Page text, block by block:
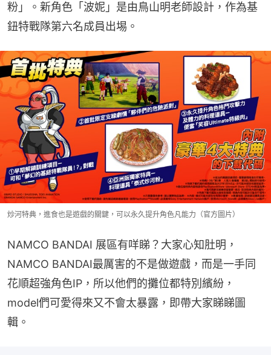
粉」。新角色「波妮」是由鳥山明老師設計，作為基
鈕特戰隊第六名成員出埸。
炒河特典，進食也是遊戲的關鍵，可以永久提升角色凡能力（官方圖片）
NAMCO BANDAI 展區有咩睇？大家心知肚明，
NAMCO BANDAI最厲害的不是做遊戲，而是一手同
花順超強角色IP，所以他們的攤位都特別繽紛，
model們可愛得來又不會太暴露，即帶大家睇睇圖
輯。